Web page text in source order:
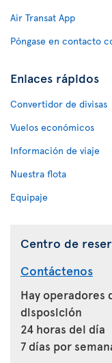
Air Transat App
Póngase en contacto
Enlaces rápidos
Convertidor de divisas
Vuelos económicos
Información de viaje
Nuestra flota
Equipaje
Centro de
Contáctenos
Hay operadores
disposición
24 horas del día
7 días por